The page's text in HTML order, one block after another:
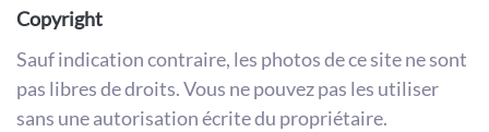
Copyright
Sauf indication contraire, les photos de ce site ne sont
pas libres de droits. Vous ne pouvez pas les utiliser
sans une autorisation écrite du propriétaire.